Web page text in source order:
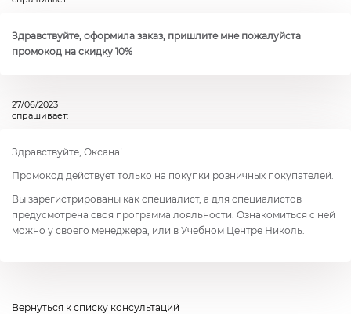
Здравствуйте, оформила заказ, пришлите мне пожалуйста
промокод на скидку 10%
27/06/2023
спрашивает:
Здравствуйте, Оксана!
Промокод действует только на покупки розничных покупателей.
Вы зарегистрированы как специалист, а для специалистов
предусмотрена своя программа лояльности. Ознакомиться с ней
можно у своего менеджера, или в Учебном Центре Николь.
Вернуться к списку консультаций